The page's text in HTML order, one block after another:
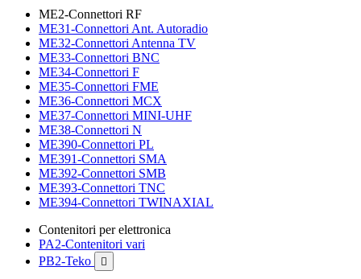
ME2-Connettori RF
ME31-Connettori Ant. Autoradio
ME32-Connettori Antenna TV
ME33-Connettori BNC
ME34-Connettori F
ME35-Connettori FME
ME36-Connettori MCX
ME37-Connettori MINI-UHF
ME38-Connettori N
ME390-Connettori PL
ME391-Connettori SMA
ME392-Connettori SMB
ME393-Connettori TNC
ME394-Connettori TWINAXIAL
Contenitori per elettronica
PA2-Contenitori vari
PB2-Teko
